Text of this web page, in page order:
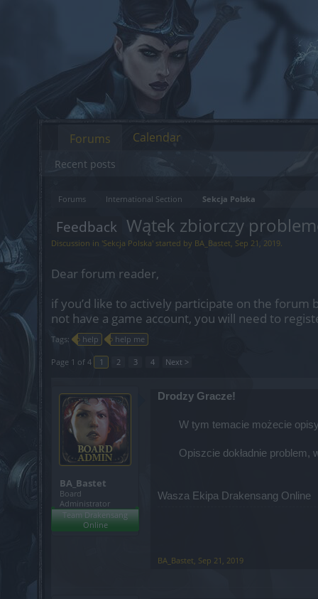
Forums International Section Sekcja Polska
Feedback Wątek zbiorczy
Discussion in 'Sekcja Polska' started by BA_Bastet, Sep 21, 2019.
Dear forum reader,
if you’d like to actively participate on the
not have a game account, you will need to
Tags: help help me
Page 1 of 4 1 2 3 4 Next >
BA_Bastet
Board
Administrator
Team Drakensang
Online
Drodzy Gracze!
W tym temacie możecie
Opiszcie dokładnie problem,
Wasza Ekipa Drakensang Online
BA_Bastet, Sep 21, 2019
Forums
Recent posts
Calendar